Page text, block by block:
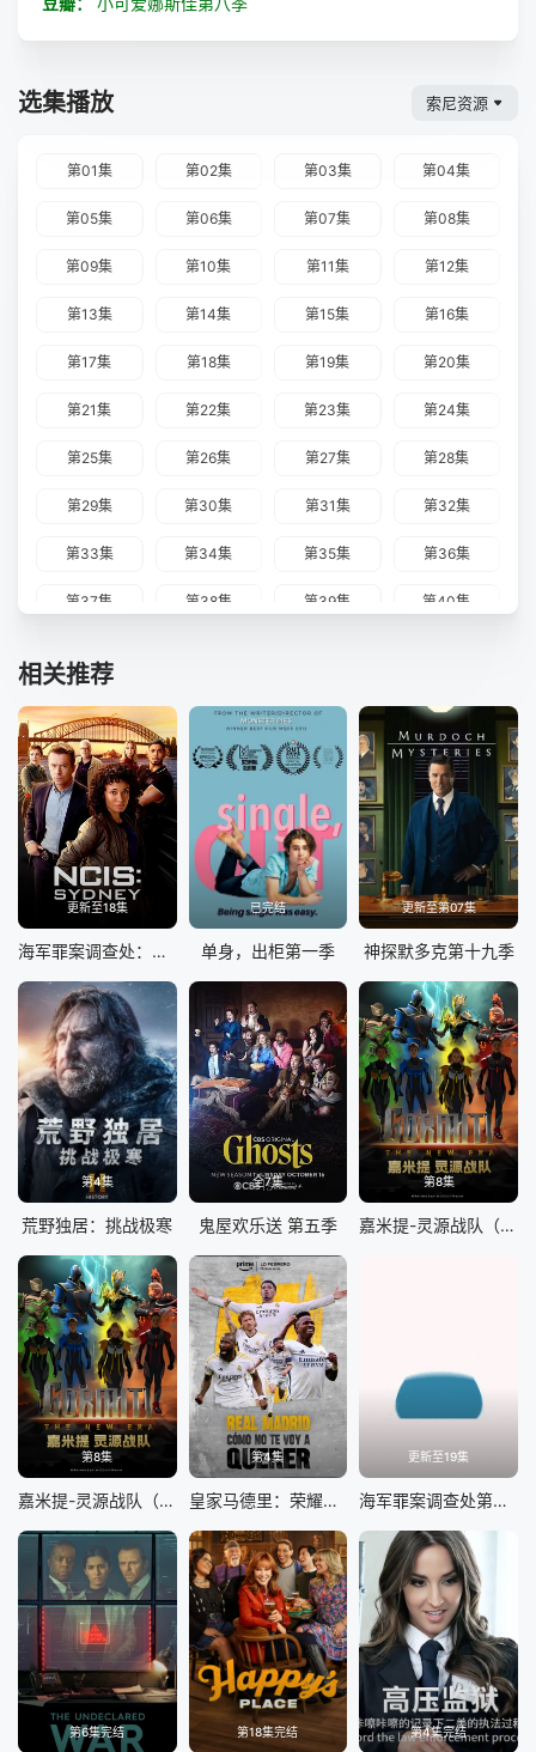
选集播放 索尼资源
第01集 第02集 第03集 第04集
第05集 第06集 第07集 第08集
第09集 第10集 第11集 第12集
第13集 第14集 第15集 第16集
第17集 第18集 第19集 第20集
第21集 第22集 第23集 第24集
第25集 第26集 第27集 第28集
第29集 第30集 第31集 第32集
第33集 第34集 第35集 第36集
第37集 第38集 第39集 第40集
第49集 第50集 第51集 第52集
相关推荐
更新至18集
海军罪案调查处：悉尼第三季
已完结
单身，出柜第一季
更新至第07集
神探默多克第十九季
第4集
荒野独居：挑战极寒
全7集
鬼屋欢乐送 第五季
第8集
嘉米提-灵源战队（国语版）
第8集
嘉米提-灵源战队​（英文版）
第4集
皇家马德里：荣耀所向，心之所往
更新至19集
海军罪案调查处第二十三季
第6集完结 第18集完结 第4集完结